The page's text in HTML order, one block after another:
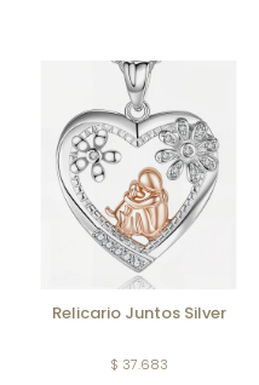
Relicario Juntos Silver
$ 37.683